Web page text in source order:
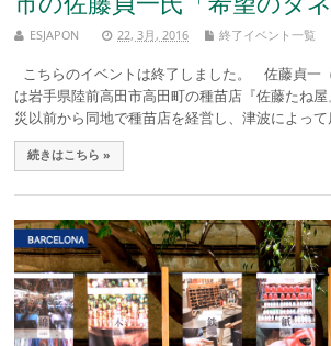
ESJAPON 22, 3月, 2016 終了イベント一覧
こちらのイベントは終了しました。 佐藤貞一
は岩手県陸前高田市高田町の種苗店『佐藤た
災以前から同地で種苗店を経営し、津波によっ
続きはこちら »